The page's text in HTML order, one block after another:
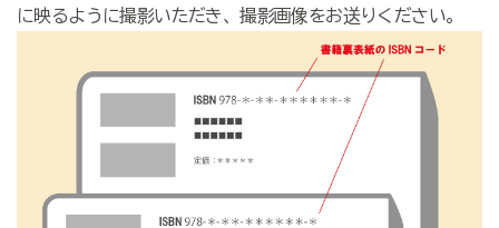
に映るように撮影いただき、撮影画像をお送りください。